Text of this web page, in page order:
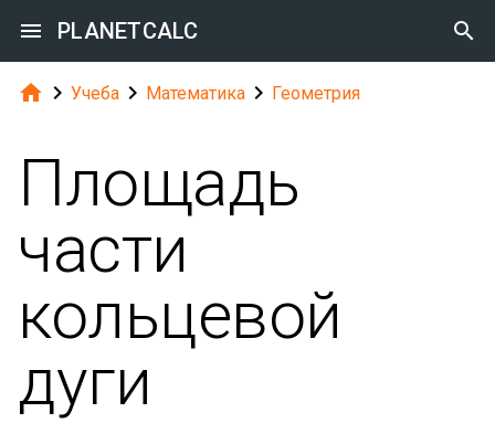
 PLANETCALC 
  Учеба  Математика  Геометрия
Площадь
части
кольцевой
дуги